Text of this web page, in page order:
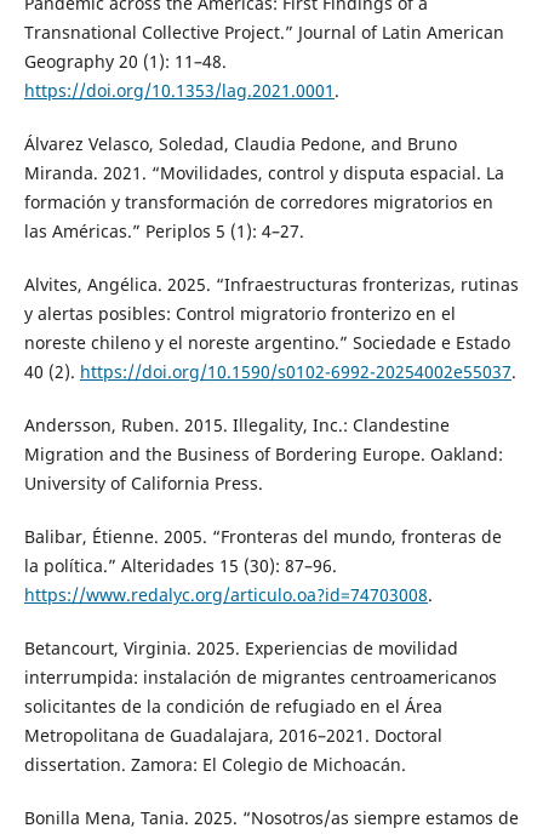
Transnational Collective Project.” Journal of Latin American
Geography 20 (1): 11–48.
https://doi.org/10.1353/lag.2021.0001 .
Álvarez Velasco, Soledad, Claudia Pedone, and Bruno
Miranda. 2021. “Movilidades, control y disputa espacial. La
formación y transformación de corredores migratorios en
las Américas.” Periplos 5 (1): 4–27.
Alvites, Angélica. 2025. “Infraestructuras fronterizas, rutinas
y alertas posibles: Control migratorio fronterizo en el
noreste chileno y el noreste argentino.” Sociedade e Estado
40 (2). https://doi.org/10.1590/s0102-6992-20254002e55037.
Andersson, Ruben. 2015. Illegality, Inc.: Clandestine
Migration and the Business of Bordering Europe. Oakland:
University of California Press.
Balibar, Étienne. 2005. “Fronteras del mundo, fronteras de
la política.” Alteridades 15 (30): 87–96.
https://www.redalyc.org/articulo.oa?id=74703008.
Betancourt, Virginia. 2025. Experiencias de movilidad
interrumpida: instalación de migrantes centroamericanos
solicitantes de la condición de refugiado en el Área
Metropolitana de Guadalajara, 2016–2021. Doctoral
dissertation. Zamora: El Colegio de Michoacán.
Bonilla Mena, Tania. 2025. “Nosotros/as siempre estamos de